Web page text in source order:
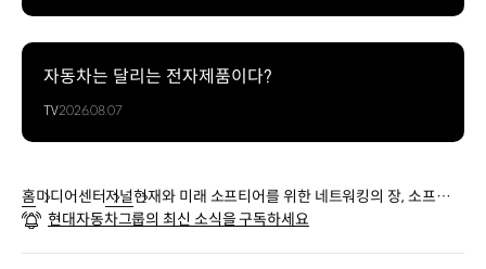
자동차는 달리는 전자제품이다?
TV2026.08.07
홈미디어센터저널현재와 미래 소프티어를 위한 네트워킹의 장, 소프티어
테크밋업
현대자동차그룹의 최신 소식을 구독하세요